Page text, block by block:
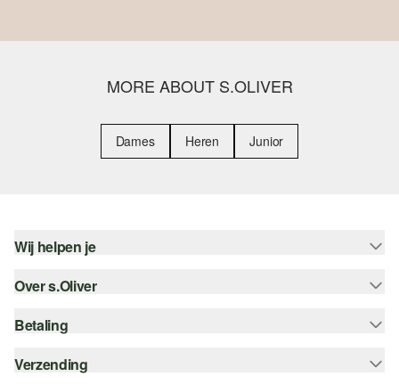
MORE ABOUT S.OLIVER
Dames Heren Junior
Wij helpen je
Help - FAQ
Maattabel
Top categorieën
Over s.Oliver
Nieuwsbrief
s.Oliver Card
Betaling
Koop op rekening
Verzending